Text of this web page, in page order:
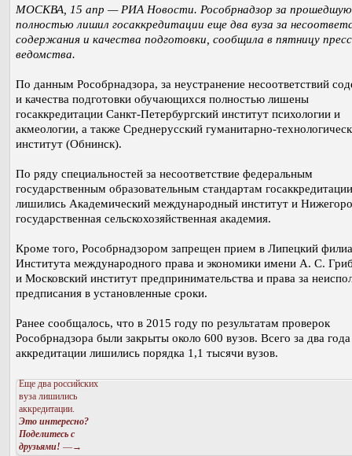
МОСКВА, 15 апр — РИА Новости. Рособрнадзор за прошедшую
полностью лишил госаккредитации еще два вуза за
содержания и качества подготовки, сообщила в пятницу
ведомства.
По данным Рособрнадзора, за неустранение несоответствий
и качества подготовки обучающихся полностью лишены
госаккредитации Санкт-Петербургский институт психологии и
акмеологии, а также Среднерусский гуманитарно-
институт (Обнинск).
По ряду специальностей за несоответствие федеральным
государственным образовательным стандартам госаккредитации
лишились Академический международный институт и
государственная сельскохозяйственная академия.
Кроме того, Рособрнадзором запрещен прием в Липецкий
Института международного права и экономики имени А. С.
и Московский институт предпринимательства и права за
предписания в установленные сроки.
Ранее сообщалось, что в 2015 году по результатам проверок
Рособрнадзора были закрыты около 600 вузов. Всего за два года
аккредитации лишились порядка 1,1 тысячи вузов.
Еще два российских
вуза лишились
аккредитации.
Это интересно?
Поделитесь с
друзьями! —→